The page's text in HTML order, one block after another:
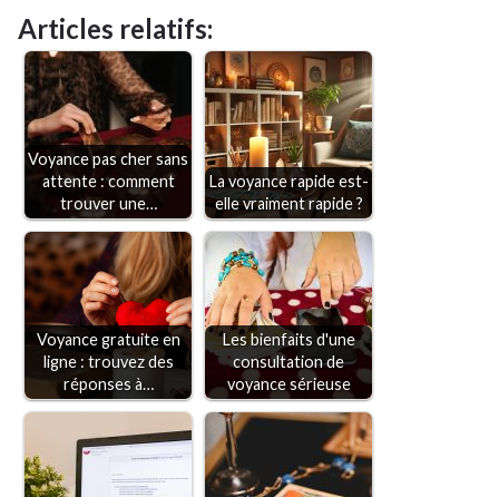
Articles relatifs:
Voyance pas cher sans
attente : comment
trouver une…
La voyance rapide est-
elle vraiment rapide ?
Voyance gratuite en
ligne : trouvez des
réponses à…
Les bienfaits d'une
consultation de
voyance sérieuse